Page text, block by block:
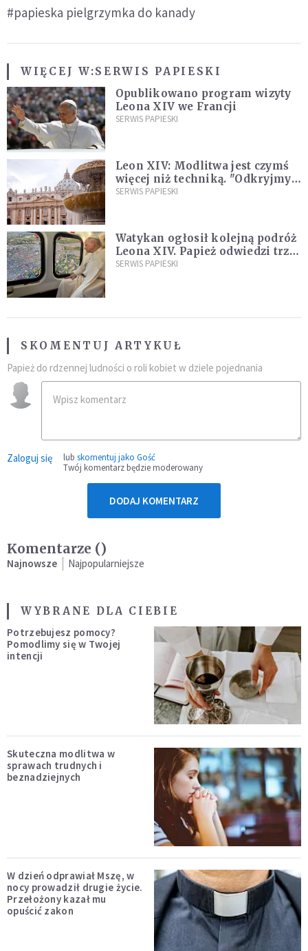
#papieska pielgrzymka do kanady
WIĘCEJ W:SERWIS PAPIESKI
Opublikowano program wizyty
Leona XIV we Francji
SERWIS PAPIESKI
Leon XIV: Modlitwa jest czymś
więcej niż techniką. "Odkryjmy
ją na nowo"
SERWIS PAPIESKI
Watykan ogłosił kolejną podróż
Leona XIV. Papież odwiedzi trzy
kraje Ameryki Południowej
SERWIS PAPIESKI
SKOMENTUJ ARTYKUŁ
Papież do rdzennej ludności o roli kobiet w dziele pojednania
Zaloguj się lub skomentuj jako Gość
Twój komentarz będzie moderowany
DODAJ KOMENTARZ
Komentarze ()
Najnowsze Najpopularniejsze
WYBRANE DLA CIEBIE
Potrzebujesz pomocy?
Pomodlimy się w Twojej
intencji
Skuteczna modlitwa w
sprawach trudnych i
beznadziejnych
W dzień odprawiał Mszę, w
nocy prowadził drugie życie.
Przełożony kazał mu
opuścić zakon